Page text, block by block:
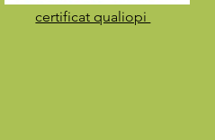
certificat qualiopi